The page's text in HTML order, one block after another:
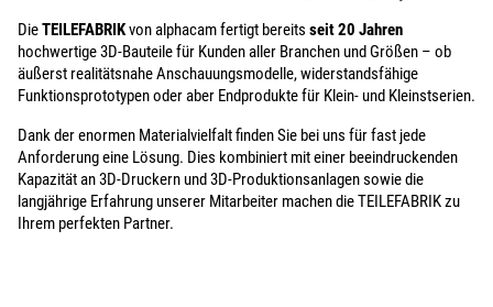
DieTEILEFABRIKvon alphacam fertigt bereits seit 20 Jahren
hochwertige 3D-Bauteile für Kunden aller Branchen und Größen – ob
äußerst realitätsnahe Anschauungsmodelle, widerstandsfähige
Funktionsprototypen oder aber Endprodukte für Klein- und Kleinstserien.
Dank der enormen Materialvielfalt finden Sie bei uns für fast jede
Anforderung eine Lösung. Dies kombiniert mit einer beeindruckenden
Kapazität an 3D-Druckern und 3D-Produktionsanlagen sowie die
langjährige Erfahrung unserer Mitarbeiter machen die TEILEFABRIK zu
Ihrem perfekten Partner.